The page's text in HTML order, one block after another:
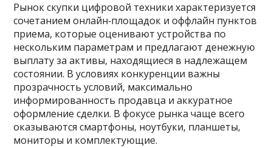
Рынок скупки цифровой техники характеризуется
сочетанием онлайн‑площадок и оффлайн пунктов
приема, которые оценивают устройства по
нескольким параметрам и предлагают денежную
выплату за активы, находящиеся в надлежащем
состоянии. В условиях конкуренции важны
прозрачность условий, максимально
информированность продавца и аккуратное
оформление сделки. В фокусе рынка чаще всего
оказываются смартфоны, ноутбуки, планшеты,
мониторы и комплектующие.